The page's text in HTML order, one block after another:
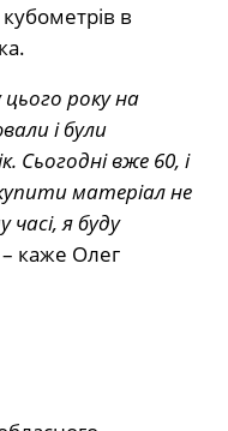
в
року на
і були
Сьогодні вже 60, і
матеріал не
я буду
– каже Олег